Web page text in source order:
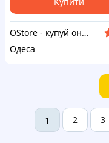
OStore - купуй онлайн!
Одеса
1 2 3